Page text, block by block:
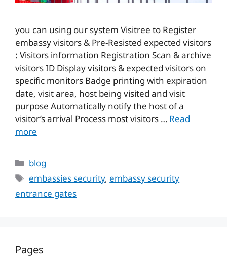
you can using our system Visitree to Register
embassy visitors & Pre-Resisted expected visitors
: Visitors information Registration Scan & archive
visitors ID Display visitors & expected visitors on
specific monitors Badge printing with expiration
date, visit area, host being visited and visit
purpose Automatically notify the host of a
visitor’s arrival Process most visitors …Read
more
Categories
blog
Tags
embassies security,embassy security
entrance gates
Pages